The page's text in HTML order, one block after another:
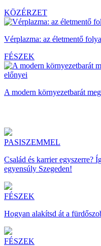
KÖZÉRZET
Vérplazma: az életmentő
FÉSZEK
A modern környezetbarát
PASISZEMMEL
Család és karrier egyszerre?
egyensúly Szegeden!
FÉSZEK
Hogyan alakítsd át a
FÉSZEK